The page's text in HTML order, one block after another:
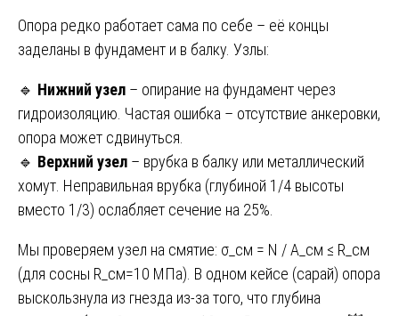
Опора редко работает сама по себе – её концы
заделаны в фундамент и в балку. Узлы:
🔹 Нижний узел – опирание на фундамент через
гидроизоляцию. Частая ошибка – отсутствие анкеровки,
опора может сдвинуться.
🔹 Верхний узел – врубка в балку или металлический
хомут. Неправильная врубка (глубиной 1/4 высоты
вместо 1/3) ослабляет сечение на 25%.
Мы проверяем узел на смятие: σ_см = N / A_см ≤ R_см
(для сосны R_см=10 МПа). В одном кейсе (сарай) опора
выскользнула из гнезда из-за того, что глубина